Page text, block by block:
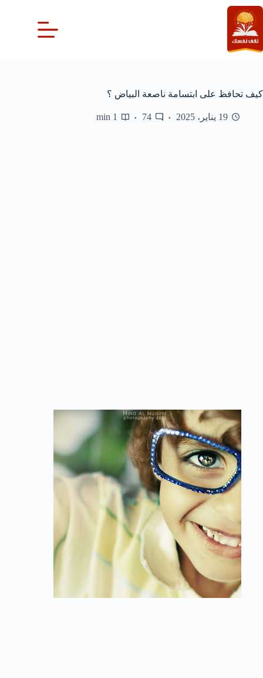
التجاوز
إلى
المحتوى
كيف تحافظ على ابتسامة ناصعة البياض ؟
19 يناير، 2025 74
1 min